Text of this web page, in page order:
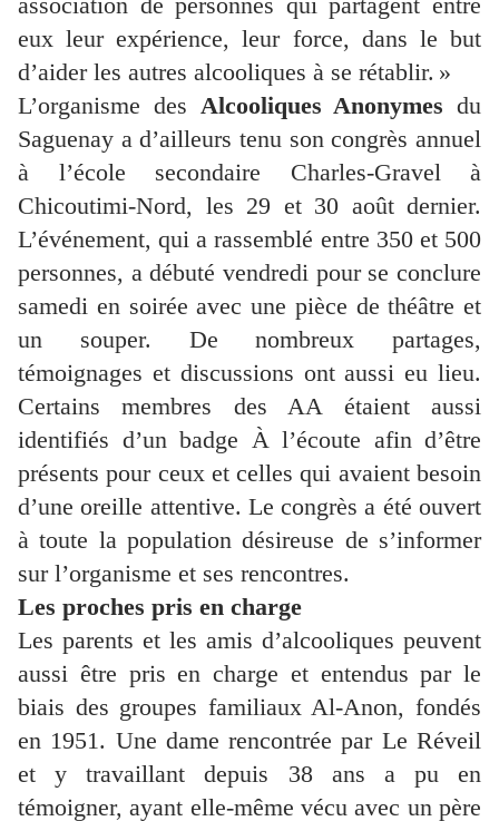
eux leur expérience, leur force, dans le but
d’aider les autres alcooliques à se rétablir. »
L’organisme des Alcooliques Anonymes du
Saguenay a d’ailleurs tenu son congrès annuel
à l’école secondaire Charles-Gravel à
Chicoutimi-Nord, les 29 et 30 août dernier.
L’événement, qui a rassemblé entre 350 et 500
personnes, a débuté vendredi pour se conclure
samedi en soirée avec une pièce de théâtre et
un souper. De nombreux partages,
témoignages et discussions ont aussi eu lieu.
Certains membres des AA étaient aussi
identifiés d’un badge À l’écoute afin d’être
présents pour ceux et celles qui avaient besoin
d’une oreille attentive. Le congrès a été ouvert
à toute la population désireuse de s’informer
sur l’organisme et ses rencontres.
Les proches pris en charge
Les parents et les amis d’alcooliques peuvent
aussi être pris en charge et entendus par le
biais des groupes familiaux Al-Anon, fondés
en 1951. Une dame rencontrée par Le Réveil
et y travaillant depuis 38 ans a pu en
témoigner, ayant elle-même vécu avec un père